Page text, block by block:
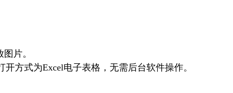
片。
方式为Excel电子表格，无需后台软件操作。